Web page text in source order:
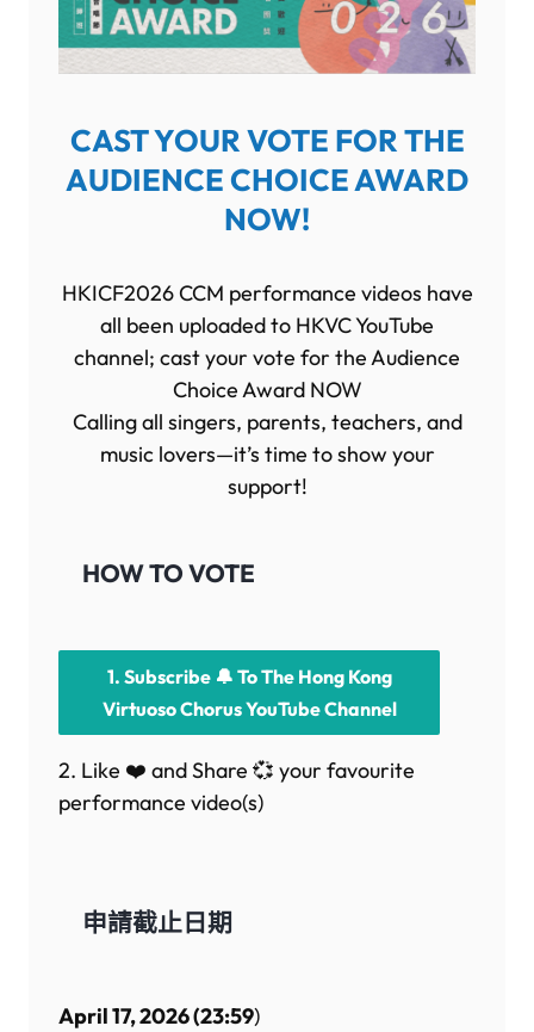
CAST YOUR VOTE FOR THE
AUDIENCE CHOICE AWARD
NOW!
HKICF2026 CCM performance videos have
all been uploaded to HKVC YouTube
channel; cast your vote for the Audience
Choice Award NOW
Calling all singers, parents, teachers, and
music lovers—it’s time to show your
support!
HOW TO VOTE
1. Subscribe 🔔 To The Hong Kong
Virtuoso Chorus YouTube Channel
2. Like ❤️ and Share 💞 your favourite
performance video(s)
申請截止日期
April 17, 2026 (23:59)